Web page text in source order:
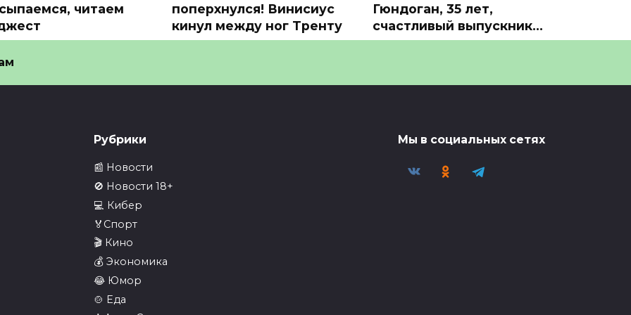
читаем
читаем дайджест
поперхнулся! Винисиус
кинул между ног Тренту
0 3
Гюндоган, 35 лет,
счастливый выпускник…
Гондураса
получил
Рубрики
📰 Новости
🚫 Новости 18+
💻 Кибер
🏅Спорт
🎬 Кино
💰 Экономика
😂 Юмор
🍲 Еда
Мы в социальных сетях